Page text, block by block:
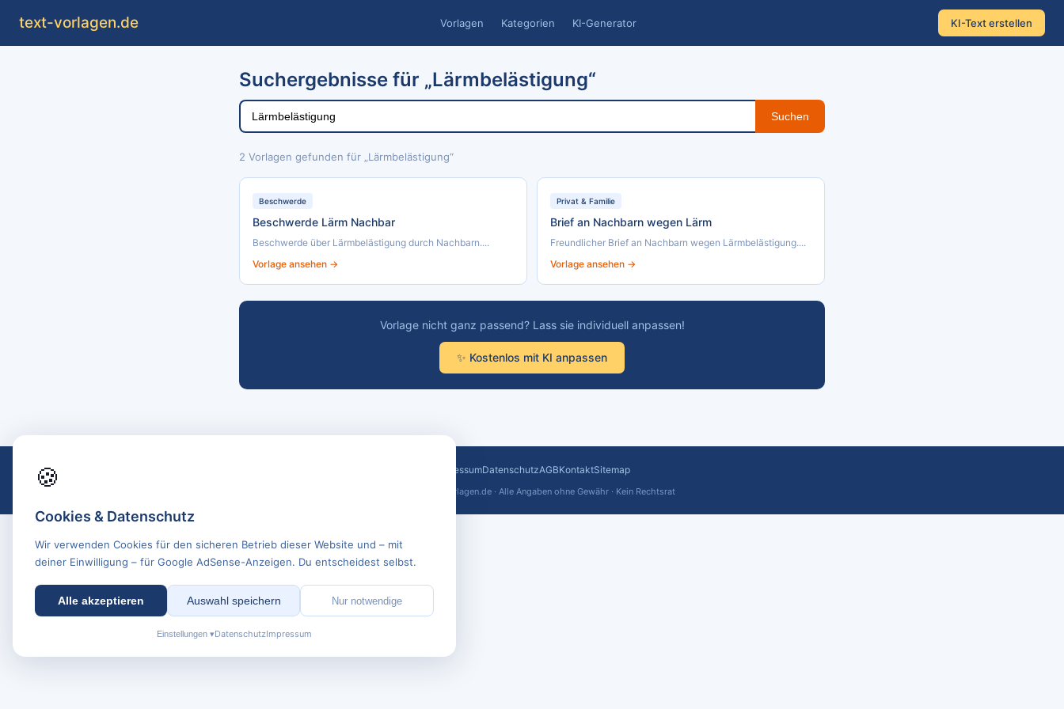
text-vorlagen.de Vorlagen Kategorien KI-Generator KI-Text erstellen
Suchergebnisse für „Lärmbelästigung“
Suchen
2 Vorlagen gefunden für „Lärmbelästigung“
Beschwerde
Beschwerde Lärm Nachbar
Beschwerde über Lärmbelästigung durch Nachbarn....
Vorlage ansehen →
Privat & Familie
Brief an Nachbarn wegen Lärm
Freundlicher Brief an Nachbarn wegen Lärmbelästigung....
Vorlage ansehen →
Vorlage nicht ganz passend? Lass sie individuell anpassen!
✨ Kostenlos mit KI anpassen
🍪
Cookies & Datenschutz
Wir verwenden Cookies für den sicheren Betrieb dieser Website und – mit
deiner Einwilligung – für Google AdSense-Anzeigen. Du entscheidest selbst.
Alle akzeptieren Auswahl speichern Nur notwendige
Einstellungen ▾DatenschutzImpressum
ImpressumDatenschutzAGBKontaktSitemap
© 2026 text-vorlagen.de · Alle Angaben ohne Gewähr · Kein Rechtsrat